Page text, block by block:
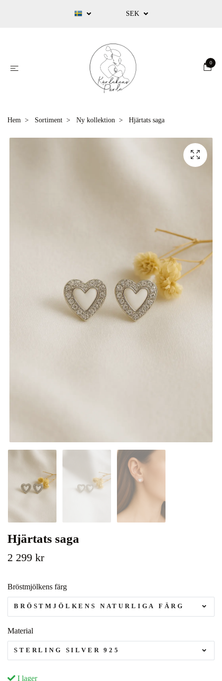
SEK
0
Hem Sortiment Ny kollektion Hjärtats saga
Hjärtats saga
2 299 kr
Bröstmjölkens färg
BRÖSTMJÖLKENS NATURLIGA FÄRG
Material
STERLING SILVER 925
I lager